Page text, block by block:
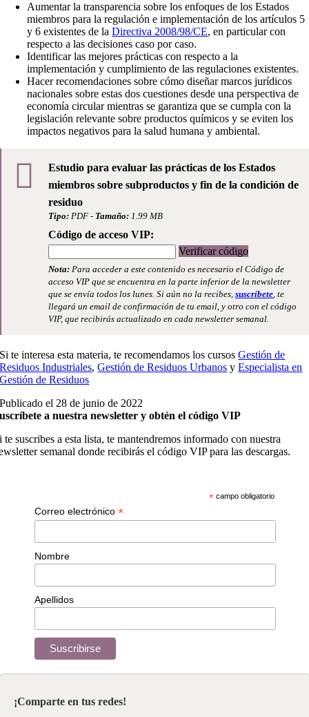
Aumentar la transparencia sobre los enfoques de los Estados
miembros para la regulación e implementación de los artículos 5
y 6 existentes de laDirectiva 2008/98/CE, en particular con
respecto a las decisiones caso por caso.
Identificar las mejores prácticas con respecto a la
implementación y cumplimiento de las regulaciones existentes.
Hacer recomendaciones sobre cómo diseñar marcos jurídicos
nacionales sobre estas dos cuestiones desde una perspectiva de
economía circular mientras se garantiza que se cumpla con la
legislación relevante sobre productos químicos y se eviten los
impactos negativos para la salud humana y ambiental.
Estudio para evaluar las prácticas de los Estados
miembros sobre subproductos y fin de la condición de
residuo
Tipo: PDF - Tamaño: 1.99 MB
Código de acceso VIP:
Verificar código
Nota: Para acceder a este contenido es necesario el Código de
acceso VIP que se encuentra en la parte inferior de la newsletter
que se envía todos los lunes. Si aún no la recibes,suscríbete, te
llegará un email de confirmación de tu email, y otro con el código
VIP, que recibirás actualizado en cada newsletter semanal.
Si te interesa esta materia, te recomendamos los cursosGestión de
Residuos Industriales,Gestión de Residuos Urbanos yEspecialista en
Gestión de Residuos
Publicado el 28 de junio de 2022
a nuestra newsletter y obtén el código VIP
te suscribes a esta lista, te mantendremos informado con nuestra
semanal donde recibirás el código VIP para las descargas.
*campo obligatorio
Correo electrónico *
Nombre
Apellidos
¡Comparte en tus redes!